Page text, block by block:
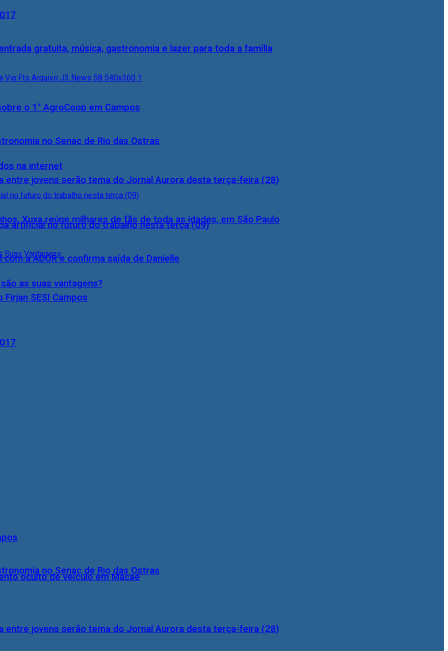
gratuita, música, gastronomia e lazer para toda a família
o 1° AgroCoop em Campos
na internet
artificial no futuro do trabalho nesta terça (09)
as suas vantagens?
no Senac de Rio das Ostras
entre jovens serão tema do Jornal Aurora desta terça-feira (28)
no Senac de Rio das Ostras
entre jovens serão tema do Jornal Aurora desta terça-feira (28)
Xuxa reúne milhares de fãs de toda as idades, em São Paulo
a ADOR e confirma saída de Danielle
SESI Campos
oculto de veículo em Macaé